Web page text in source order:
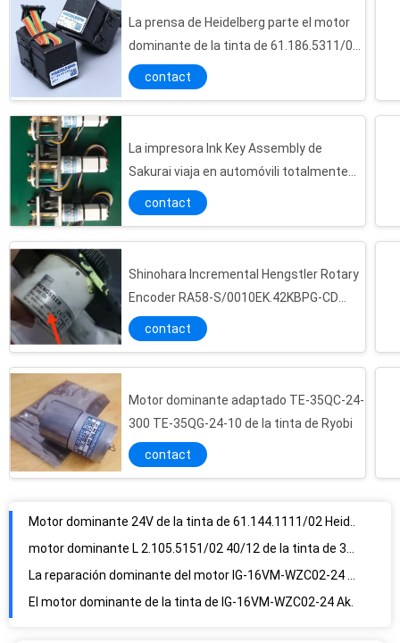
La prensa de Heidelberg parte el motor
dominante de la tinta de 61.186.5311/03
de los recambios de la impresora
contact
La impresora Ink Key Assembly de
Sakurai viaja en automóvili totalmente
TE-22FH-24-200
contact
Shinohara Incremental Hengstler Rotary
Encoder RA58-S/0010EK.42KBPG-CD
0.6A
contact
Motor dominante adaptado TE-35QC-24-
300 TE-35QG-24-10 de la tinta de Ryobi
contact
El motor dominante de la tinta de IG-16VM-WZC02-24 Akiyama substituye 16M M